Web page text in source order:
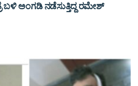
ಬಳಿ ಅಂಗಡಿ ನಡೆಸುತ್ತಿದ್ದ ರಮೇಶ್